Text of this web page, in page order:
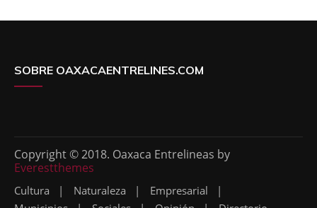
SOBRE OAXACAENTRELINES.COM
Copyright © 2018. Oaxaca Entrelineas by
Everestthemes
Cultura Naturaleza
Empresarial